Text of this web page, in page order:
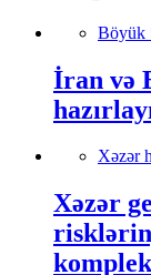
Böyük
İran və
Xəzər
Xəzər